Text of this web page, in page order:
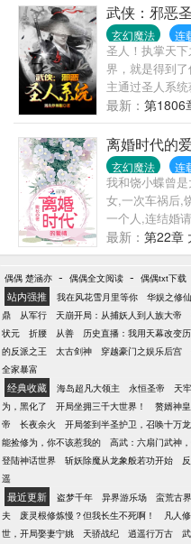
武侠：邪恶
玄幻魔法 连
圣人！执掌天
界，就是得到
主通过圣人系
咚！恭喜宿主通
叮咚！恭喜宿
阳秘法】……这
示这个世界不只
最新： 第1806
离婚时代的
玄幻魔法 连
我和饶小蝶曾
女,一次车祸后,
一个人,连结婚
人。 好景不长
个二婚男人，
一连串的事实。
去，费尽千辛，原
最新： 第22章
偶偶 楚涵亦 - 偶偶全文阅读 - 偶偶txt下载
站内强推 我在风花雪月里等你 华娱之修
鼎
从军行 天崩开局：从捕妖人到人族大帝
状元
折腰 从善 历史直播：我用天幕改变
的反派之王
太古剑神 穿越豪门之娱乐后宫
全家暴富
经典收藏 海岛超凡大领主 永恒圣帝 天
为，黑化了
开局坐拥三千大世界！ 赘婿神皇
帝
长夜余火 开局签到半圣护卫，召唤十万
能捡修为，你不该惹我的
高武：六扇门武神
登陆神话世界
斩妖除魔从龙象般若功开始
遥
最近更新 盗梦千年 异界游乐场 蛮荒古
夫
废灵根修炼慢？但我长生不死啊！ 凡人
世，开局娶妻宁姚
天骄战纪 逍遥行万古